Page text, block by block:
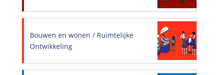
Bouwen en wonen / Ruimtelijke
Ontwikkeling